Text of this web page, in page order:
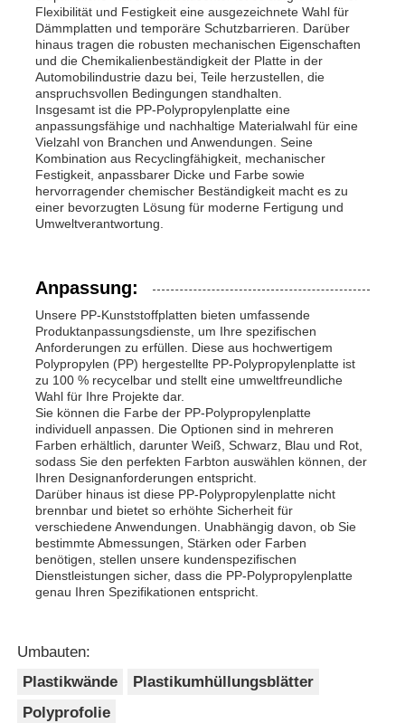
Flexibilität und Festigkeit eine ausgezeichnete Wahl für
Dämmplatten und temporäre Schutzbarrieren. Darüber
hinaus tragen die robusten mechanischen Eigenschaften
und die Chemikalienbeständigkeit der Platte in der
Automobilindustrie dazu bei, Teile herzustellen, die
anspruchsvollen Bedingungen standhalten.
Insgesamt ist die PP-Polypropylenplatte eine
anpassungsfähige und nachhaltige Materialwahl für eine
Vielzahl von Branchen und Anwendungen. Seine
Kombination aus Recyclingfähigkeit, mechanischer
Festigkeit, anpassbarer Dicke und Farbe sowie
hervorragender chemischer Beständigkeit macht es zu
einer bevorzugten Lösung für moderne Fertigung und
Umweltverantwortung.
Anpassung:
Unsere PP-Kunststoffplatten bieten umfassende
Produktanpassungsdienste, um Ihre spezifischen
Anforderungen zu erfüllen. Diese aus hochwertigem
Polypropylen (PP) hergestellte PP-Polypropylenplatte ist
zu 100 % recycelbar und stellt eine umweltfreundliche
Wahl für Ihre Projekte dar.
Sie können die Farbe der PP-Polypropylenplatte
individuell anpassen. Die Optionen sind in mehreren
Farben erhältlich, darunter Weiß, Schwarz, Blau und Rot,
sodass Sie den perfekten Farbton auswählen können, der
Ihren Designanforderungen entspricht.
Darüber hinaus ist diese PP-Polypropylenplatte nicht
brennbar und bietet so erhöhte Sicherheit für
verschiedene Anwendungen. Unabhängig davon, ob Sie
bestimmte Abmessungen, Stärken oder Farben
benötigen, stellen unsere kundenspezifischen
Dienstleistungen sicher, dass die PP-Polypropylenplatte
genau Ihren Spezifikationen entspricht.
Umbauten:
Plastikwände
Plastikumhüllungsblätter
Polyprofolie